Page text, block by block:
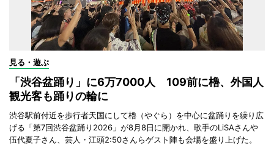
見る・遊ぶ
「渋谷盆踊り」に6万7000人 109前に櫓、外国人
観光客も踊りの輪に
渋谷駅前付近を歩行者天国にして櫓（やぐら）を中心に盆踊りを繰り広
げる「第7回渋谷盆踊り2026」が8月8日に開かれ、歌手のLiSAさんや
伍代夏子さん、芸人・江頭2:50さんらゲスト陣も会場を盛り上げた。